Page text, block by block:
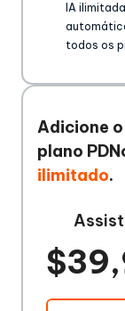
IA
todos os
Adicione
plano
ilimitado.